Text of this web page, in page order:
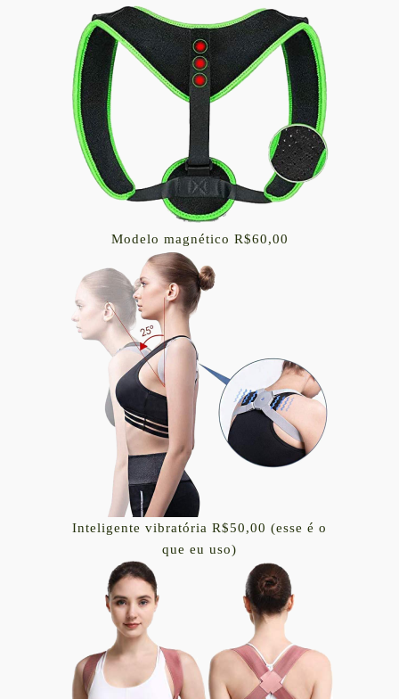
Modelo magnético R$60,00
Inteligente vibratória R$50,00 (esse é o
que eu uso)